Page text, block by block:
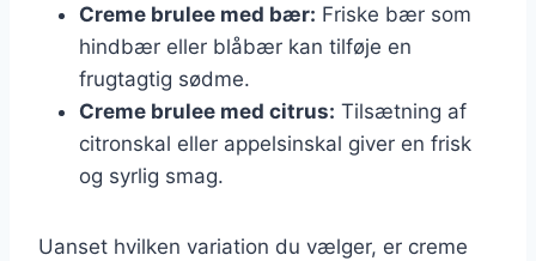
Creme brulee med bær: Friske bær som
hindbær eller blåbær kan tilføje en
frugtagtig sødme.
Creme brulee med citrus: Tilsætning af
citronskal eller appelsinskal giver en frisk
og syrlig smag.
Uanset hvilken variation du vælger, er creme